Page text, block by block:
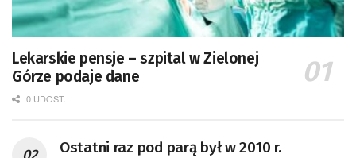
Lekarskie pensje – szpital w Zielonej
Górze podaje dane
0 UDOST.
Ostatni raz pod parą był w 2010 r.